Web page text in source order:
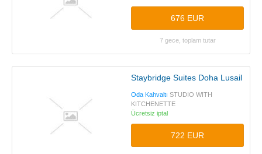
676 EUR
7 gece, toplam tutar
Staybridge Suites Doha Lusail
Oda Kahvaltı STUDIO WITH
KITCHENETTE
Ücretsiz iptal
722 EUR